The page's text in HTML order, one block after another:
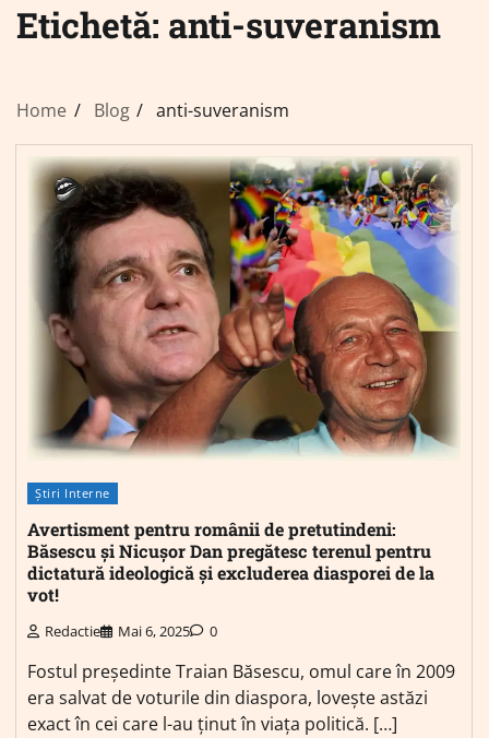
Etichetă: anti-suveranism
Home Blog anti-suveranism
Știri Interne
Avertisment pentru românii de pretutindeni:
Băsescu și Nicușor Dan pregătesc terenul pentru
dictatură ideologică și excluderea diasporei de la
vot!
Redactie Mai 6, 2025 0
Fostul președinte Traian Băsescu, omul care în 2009
era salvat de voturile din diaspora, lovește astăzi
exact în cei care l-au ținut în viața politică. […]